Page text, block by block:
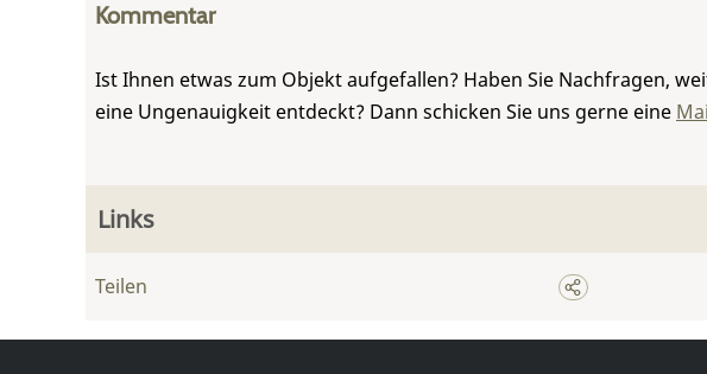
Kommentar
Ist Ihnen etwas zum Objekt aufgefallen? Haben Sie Nachfragen,
eine Ungenauigkeit entdeckt? Dann schicken Sie uns gerne eine
Links
Teilen